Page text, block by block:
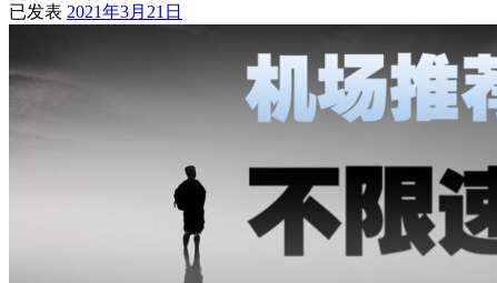
已发表 2021年3月21日